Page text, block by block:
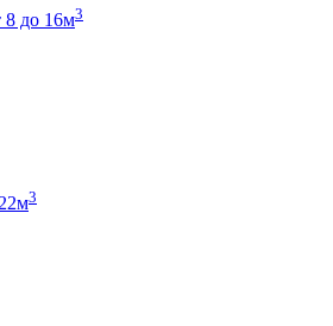
8 до 16м3
3